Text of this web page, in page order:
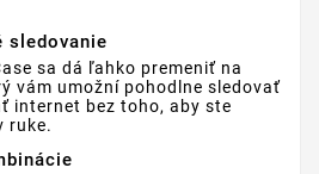
sledovanie
sa dá ľahko premeniť na
vám umožní pohodlne sledovať
internet bez toho, aby ste
ruke.